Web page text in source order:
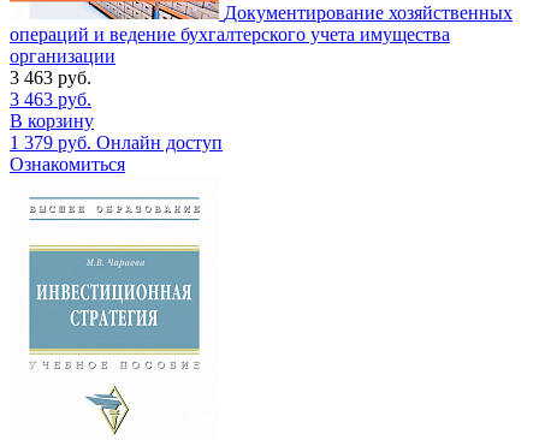
Документирование хозяйственных
операций и ведение бухгалтерского учета имущества
организации
3 463 руб.
3 463 руб.
В корзину
1 379 руб. Онлайн доступ
Ознакомиться